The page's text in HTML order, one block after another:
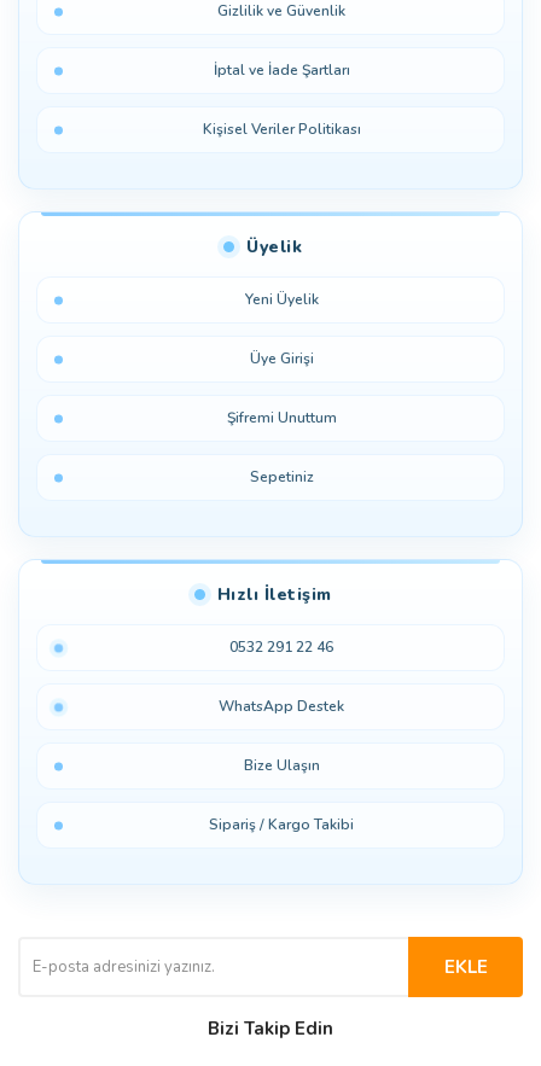
Gizlilik ve Güvenlik
İptal ve İade Şartları
Kişisel Veriler Politikası
Üyelik
Yeni Üyelik
Üye Girişi
Şifremi Unuttum
Sepetiniz
Hızlı İletişim
0532 291 22 46
WhatsApp Destek
Bize Ulaşın
Sipariş / Kargo Takibi
EKLE
Bizi Takip Edin